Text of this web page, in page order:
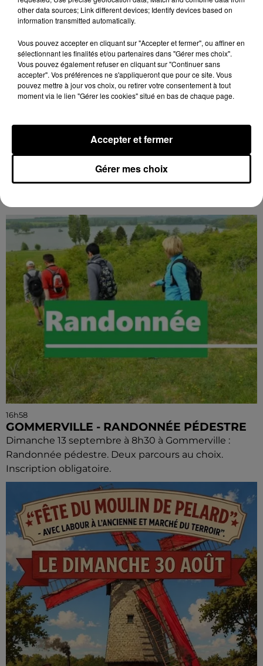
BLOIS (41) - CONFÉRENCE : « SOYEZ
Jeudi 4 février 2027 à 14h30 à l'auditorium Samuel
Paty, bibliothèque Abbé-Grégoire de Blois (Loir-et-
Cher) : « Soyez maudits ! » Les malédictions
16h58
GOMMERVILLE - RANDONNÉE PÉDESTRE
Dimanche 13 septembre à 8h30 à Gommerville :
Randonnée pédestre. Deux parcours au choix.
Inscription obligatoire.
other data sources; Link different devices; Identify devices based on
information transmitted automatically.
Vous pouvez accepter en cliquant sur "Accepter et fermer", ou affiner en
sélectionnant les finalités et/ou partenaires dans "Gérer mes choix".
Vous pouvez également refuser en cliquant sur "Continuer sans
accepter". Vos préférences ne s'appliqueront que pour ce site. Vous
pouvez mettre à jour vos choix, ou retirer votre consentement à tout
moment via le lien "Gérer les cookies" situé en bas de chaque page.
Gérer mes choix
Accepter et fermer